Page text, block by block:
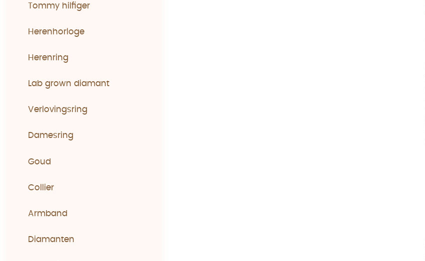
Tommy hilfiger
Herenhorloge
Herenring
Lab grown diamant
Verlovingsring
Damesring
Goud
Collier
Armband
Diamanten